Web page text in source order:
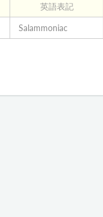
英語表記
Salammoniac